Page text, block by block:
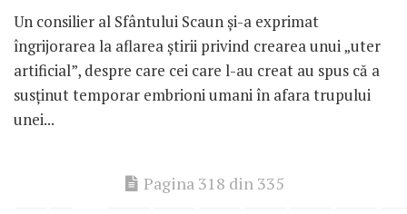
Un consilier al Sfântului Scaun şi-a exprimat
îngrijorarea la aflarea ştirii privind crearea unui „uter
artificial”, despre care cei care l-au creat au spus că a
susţinut temporar embrioni umani în afara trupului
unei...
Pagina 318 din 335